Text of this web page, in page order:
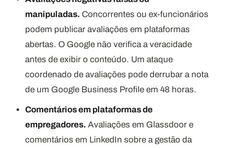
manipuladas. Concorrentes ou ex-funcionários
podem publicar avaliações em plataformas
abertas. O Google não verifica a veracidade
antes de exibir o conteúdo. Um ataque
coordenado de avaliações pode derrubar a nota
de um Google Business Profile em 48 horas.
Comentários em plataformas de
empregadores. Avaliações em Glassdoor e
comentários em LinkedIn sobre a gestão da